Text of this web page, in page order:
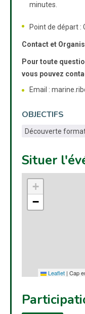
minutes.
Point de départ :
Contact et
Pour toute
vous pouvez
Email :
OBJECTIFS
Découverte
Situer
+
−
Leaflet | Cap